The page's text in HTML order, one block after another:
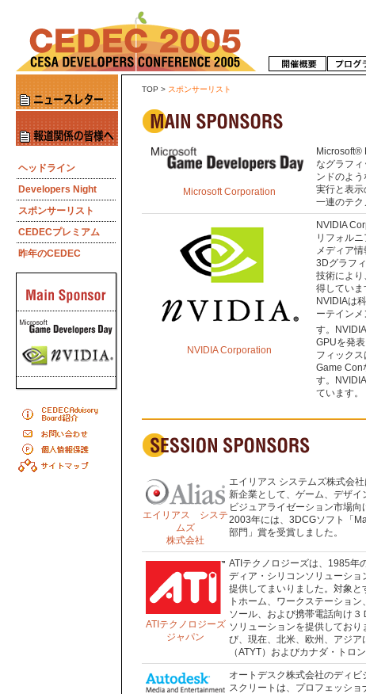
ヘッドライン
Developers Night
スポンサーリスト
CEDECプレミアム
昨年のCEDEC
TOP > スポンサーリスト
Microsoft Corporation
Microsoft®
なグラフ
ンドのよ
実行と表
一連のテク
NVIDIA Corporation
NVIDIA
リフォル
メディア
3Dグラフ
技術によ
得していま
NVIDIAは
ーテイン
す。
GPUを発
フィック
Game Con
す。
ています。
エイリアス システ
ムズ
株式会社
エイリアス システムズ株式会
新企業として、ゲーム、デザイ
ビジュアライゼーション市場向
2003年には、3DCGソフト「
部門」賞を受賞しました。
ATIテクノロジーズ
ジャパン
ATIテクノロジーズは、1985年
ディア・シリコンソリューシ
提供してまいりました。対象
トホーム、ワークステーショ
ソール、および携帯電話向け
ソリューションを提供してお
び、現在、北米、欧州、アジ
（ATYT）およびカナダ・トロ
オートデスク株式会社のディ
スクリートは、プロフェッシ